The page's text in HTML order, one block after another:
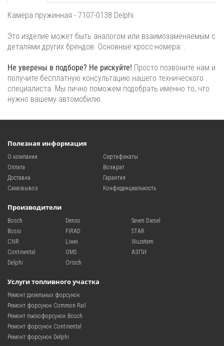
Камера пружинная - 7107-0138 Delphi.
Это изделие может быть аналогом или взаимозаменяемым с
деталями других брендов. Основные кросс-номера: .
Не уверены в подборе? Не рискуйте! Просто позвоните нам и
получите бесплатную консультацию нашего технического
специалиста. Мы лично поможем подобрать именно то, что
нужно вашему автомобилю.
Полезная информация
О компании
Оплата
Доставка
Самовывоз
Сертификаты
Возврат
Гарантия
Конфиденциальность
Производители
Bosch
Bosio
CNR
Continental
Delphi
Denso
FIRAD
Liwei
OMS
Orisch
Seven Diesel
STAR
Wuzetem
АЗПИ
Услуги топливного участка
Ремонт дизельных форсунок
Ремонт форсунок Common Rail
Ремонт пьезофорсунок Bosch
Ремонт форсунок Continental
Ремонт форсунок Delphi